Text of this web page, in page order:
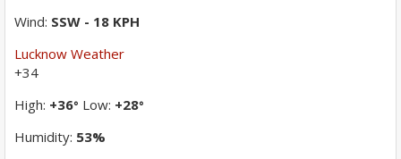
Wind: SSW - 18 KPH
Lucknow Weather
+34
High: +36° Low: +28°
Humidity: 53%